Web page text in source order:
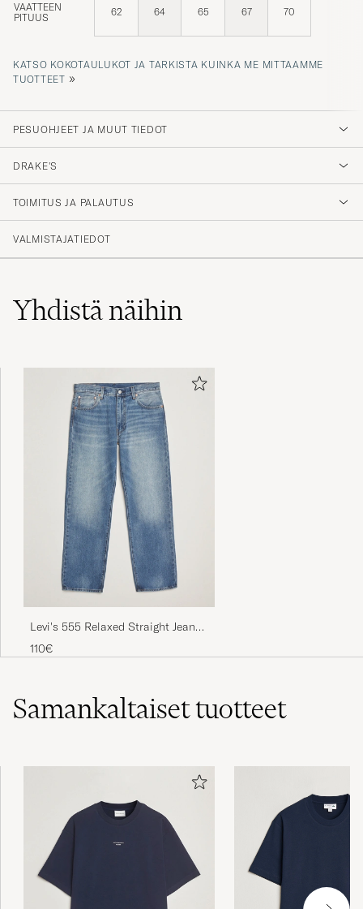
VAATTEEN
PITUUS
62 64 65 67 70
KATSO KOKOTAULUKOT JA TARKISTA KUINKA ME MITTAAMME
TUOTTEET »
PESUOHJEET JA MUUT TIEDOT
DRAKE'S
TOIMITUS JA PALAUTUS
VALMISTAJATIEDOT
Yhdistä näihin
Levi's 555 Relaxed Straight Jeans
Indigo Champion
110€
Samankaltaisettuotteet